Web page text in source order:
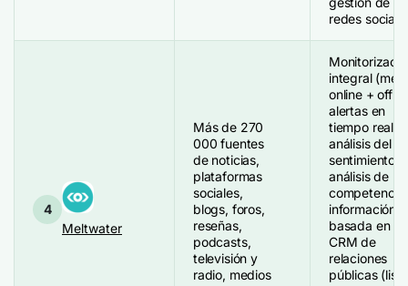
redes
4
Meltwater
Más de 270
000 fuentes
de noticias,
plataformas
sociales,
blogs, foros,
reseñas,
podcasts,
televisión y
radio, medios
integral
online +
alertas en
tiempo real,
análisis del
sentimiento,
análisis de la
competencia,
información
basada en
CRM de
relaciones
públicas